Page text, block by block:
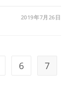
2019年7月26日
6 7